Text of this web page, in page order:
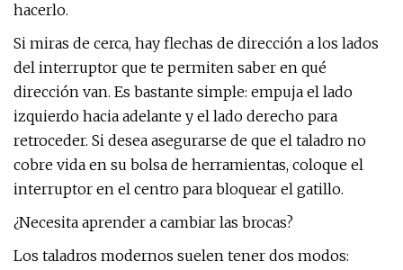
hacerlo.
Si miras de cerca, hay flechas de dirección a los lados
del interruptor que te permiten saber en qué
dirección van. Es bastante simple: empuja el lado
izquierdo hacia adelante y el lado derecho para
retroceder. Si desea asegurarse de que el taladro no
cobre vida en su bolsa de herramientas, coloque el
interruptor en el centro para bloquear el gatillo.
¿Necesita aprender a cambiar las brocas?
Los taladros modernos suelen tener dos modos: